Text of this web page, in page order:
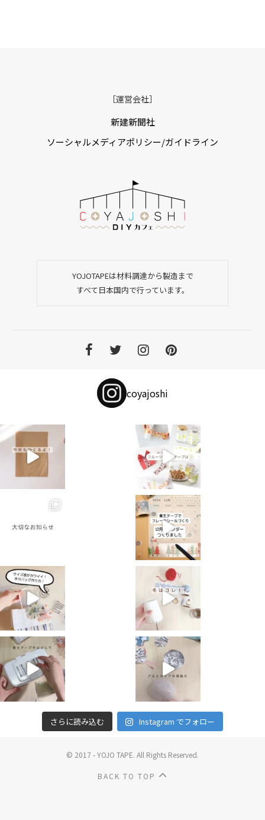
［運営会社］
新建新聞社
ソーシャルメディアポリシー/ガイドライン
YOJOTAPEは材料調達から製造まで
すべて日本国内で行っています。
coyajoshi
さらに読み込む Instagram でフォロー
© 2017 - YOJO TAPE. All Rights Reserved.
BACK TO TOP